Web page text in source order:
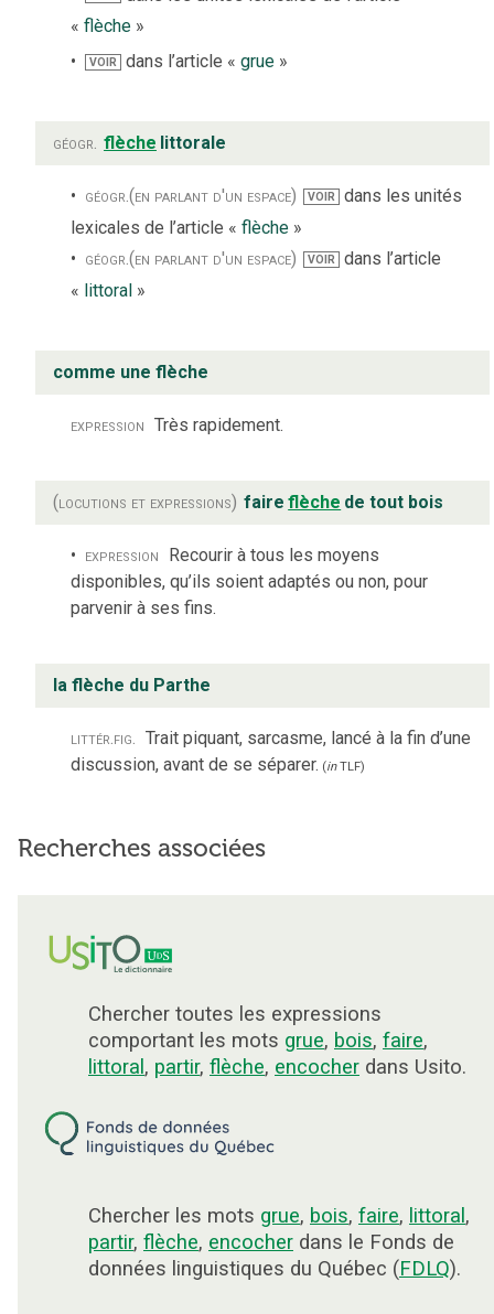
« flèche »
VOIR dans l’article «grue »
géogr. flèche littorale
géogr.(en parlant d'un espace) VOIR
dans les unités
lexicales de l’article « flèche »
géogr.(en parlant d'un espace) VOIR dans l’article
« littoral »
comme une flèche
expression Très rapidement.
(locutions et expressions) faire flèche de tout bois
expression Recourir à tous les moyens
disponibles, qu’ils soient adaptés ou non, pour
parvenir à ses fins.
la flèche du Parthe
littér.fig. Trait piquant, sarcasme, lancé à la fin d’une
discussion, avant de se séparer. (inTLF)
Recherches associées
Chercher toutes les expressions
comportant les mots grue, bois, faire,
littoral , partir, flèche, encocher dans Usito.
Chercher les mots grue, bois, faire, littoral ,
partir, flèche, encocher dans le Fonds de
données linguistiques du Québec (FDLQ).